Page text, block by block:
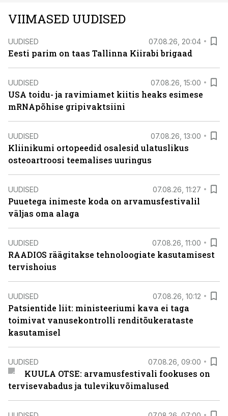
VIIMASED UUDISED
UUDISED 07.08.26, 20:04
Eesti parim on taas Tallinna Kiirabi brigaad
UUDISED 07.08.26, 15:00
USA toidu- ja ravimiamet kiitis heaks esimese
mRNApõhise gripivaktsiini
UUDISED 07.08.26, 13:00
Kliinikumi ortopeedid osalesid ulatuslikus
osteoartroosi teemalises uuringus
UUDISED 07.08.26, 11:27
Puuetega inimeste koda on arvamusfestivalil
väljas oma alaga
UUDISED 07.08.26, 11:00
RAADIOS räägitakse tehnoloogiate kasutamisest
tervishoius
UUDISED 07.08.26, 10:12
Patsientide liit: ministeeriumi kava ei taga
toimivat vanusekontrolli renditõukerataste
kasutamisel
UUDISED 07.08.26, 09:00
KUULA OTSE: arvamusfestivali fookuses on
tervisevabadus ja tulevikuvõimalused